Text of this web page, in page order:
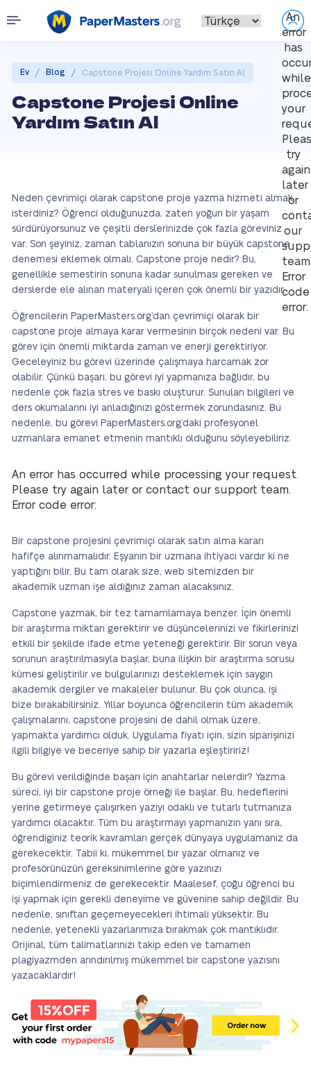
An
error
has
while
your
try
again
later
or
our
Error
code
error:
Ev / Blog / Capstone Projesi Online Yardım Satın Al
Capstone Projesi Online
Yardım Satın Al
Neden çevrimiçi olarak capstone proje yazma hizmeti almak
isterdiniz? Öğrenci olduğunuzda, zaten yoğun bir yaşam
sürdürüyorsunuz ve çeşitli derslerinizde çok fazla göreviniz
var. Son şeyiniz, zaman tablanızın sonuna bir büyük capstone
denemesi eklemek olmalı. Capstone proje nedir? Bu,
genellikle semestirin sonuna kadar sunulması gereken ve
derslerde ele alınan materyali içeren çok önemli bir yazıdır.
Öğrencilerin PaperMasters.org’dan çevrimiçi olarak bir
capstone proje almaya karar vermesinin birçok nedeni var. Bu
görev için önemli miktarda zaman ve enerji gerektiriyor.
Geceleyiniz bu görevi üzerinde çalışmaya harcamak zor
olabilir. Çünkü başarı, bu görevi iyi yapmanıza bağlıdır, bu
nedenle çok fazla stres ve baskı oluşturur. Sunulan bilgileri ve
ders okumalarını iyi anladığınızı göstermek zorundasınız. Bu
nedenle, bu görevi PaperMasters.org’daki profesyonel
uzmanlara emanet etmenin mantıklı olduğunu söyleyebiliriz.
An error has occurred while processing your request.
Please try again later or contact our support team.
Error code error:
Bir capstone projesini çevrimiçi olarak satın alma kararı
hafifçe alınmamalıdır. Eşyanın bir uzmana ihtiyacı vardır ki ne
yaptığını bilir. Bu tam olarak size, web sitemizden bir
akademik uzman işe aldığınız zaman alacaksınız.
Capstone yazmak, bir tez tamamlamaya benzer. İçin önemli
bir araştırma miktarı gerektirir ve düşüncelerinizi ve fikirlerinizi
etkili bir şekilde ifade etme yeteneği gerektirir. Bir sorun veya
sorunun araştırılmasıyla başlar, buna ilişkin bir araştırma sorusu
kümesi geliştirilir ve bulgularınızı desteklemek için saygın
akademik dergiler ve makaleler bulunur. Bu çok olunca, işi
bize bırakabilirsiniz. Yıllar boyunca öğrencilerin tüm akademik
çalışmalarını, capstone projesini de dahil olmak üzere,
yapmakta yardımcı olduk. Uygulama fiyatı için, sizin siparişinizi
ilgili bilgiye ve beceriye sahip bir yazarla eşleştiririz!
Bu görevi verildiğinde başarı için anahtarlar nelerdir? Yazma
süreci, iyi bir capstone proje örneği ile başlar. Bu, hedeflerini
yerine getirmeye çalışırken yazıyı odaklı ve tutarlı tutmanıza
yardımcı olacaktır. Tüm bu araştırmayı yapmanızın yanı sıra,
öğrendiginiz teorik kavramları gerçek dünyaya uygulamanız da
gerekecektir. Tabii ki, mükemmel bir yazar olmanız ve
profesörünüzün gereksinimlerine göre yazınızı
biçimlendirmeniz de gerekecektir. Maalesef, çoğu öğrenci bu
işi yapmak için gerekli deneyime ve güvenine sahip değildir. Bu
nedenle, sınıftan geçemeyecekleri ihtimali yüksektir. Bu
nedenle, yetenekli yazarlarımıza bırakmak çok mantıklıdır.
Orijinal, tüm talimatlarınızı takip eden ve tamamen
plagiyazmden arındırılmış mükemmel bir capstone yazısını
yazacaklardır!